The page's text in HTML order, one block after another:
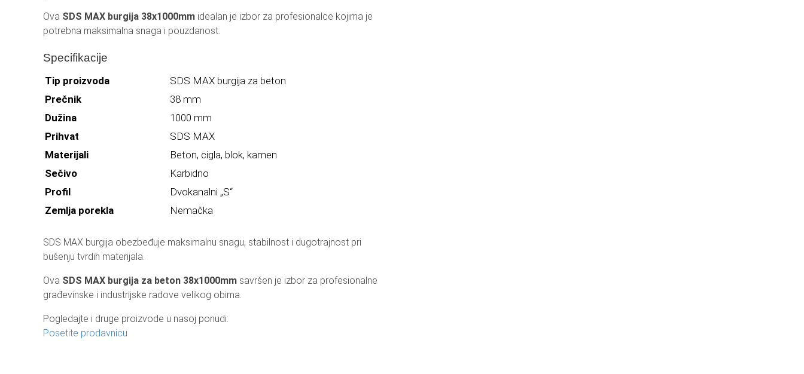
Ova SDS MAX burgija 38x1000mm idealan je izbor za profesionalce kojima je
potrebna maksimalna snaga i pouzdanost.
Specifikacije
Tip proizvoda
SDS MAX burgija za beton
Prečnik
38 mm
Dužina
1000 mm
Prihvat
SDS MAX
Materijali
Beton, cigla, blok, kamen
Sečivo
Karbidno
Profil
Dvokanalni „S“
Zemlja porekla
Nemačka
SDS MAX burgija obezbeđuje maksimalnu snagu, stabilnost i dugotrajnost pri
bušenju tvrdih materijala.
Ova SDS MAX burgija za beton 38x1000mm savršen je izbor za profesionalne
građevinske i industrijske radove velikog obima.
Pogledajte i druge proizvode u nasoj ponudi:
Posetite prodavnicu